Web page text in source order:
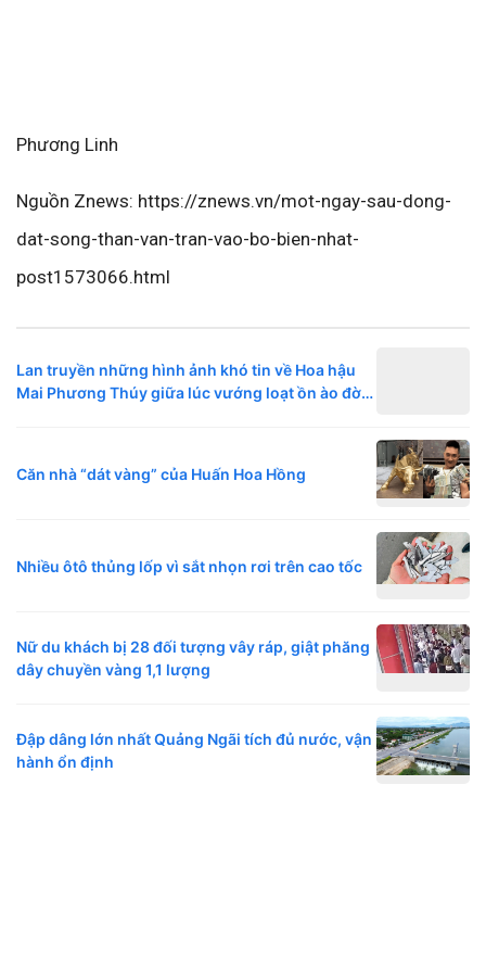
Phương Linh
Nguồn Znews: https://znews.vn/mot-ngay-sau-dong-
dat-song-than-van-tran-vao-bo-bien-nhat-
post1573066.html
Lan truyền những hình ảnh khó tin về Hoa hậu
Mai Phương Thúy giữa lúc vướng loạt ồn ào đời
Căn nhà “dát vàng” của Huấn Hoa Hồng
Nhiều ôtô thủng lốp vì sắt nhọn rơi trên cao tốc
Nữ du khách bị 28 đối tượng vây ráp, giật phăng
dây chuyền vàng 1,1 lượng
Đập dâng lớn nhất Quảng Ngãi tích đủ nước, vận
hành ổn định